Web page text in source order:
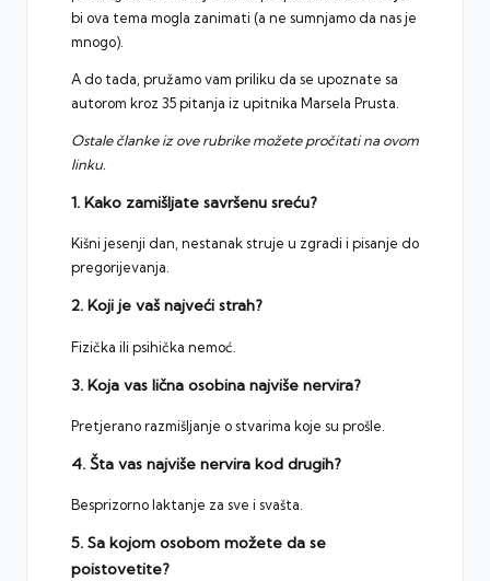
bi ova tema mogla zanimati (a ne sumnjamo da nas je
mnogo).
A do tada, pružamo vam priliku da se upoznate sa
autorom kroz 35 pitanja iz upitnika Marsela Prusta.
Ostale članke iz ove rubrike možete pročitatina ovom
linku.
1. Kako zamišljate savršenu sreću?
Kišni jesenji dan, nestanak struje u zgradi i pisanje do
pregorijevanja.
2. Koji je vaš najveći strah?
Fizička ili psihička nemoć.
3. Koja vas lična osobina najviše nervira?
Pretjerano razmišljanje o stvarima koje su prošle.
4. Šta vas najviše nervira kod drugih?
Besprizorno laktanje za sve i svašta.
5. Sa kojom osobom možete da se
poistovetite?